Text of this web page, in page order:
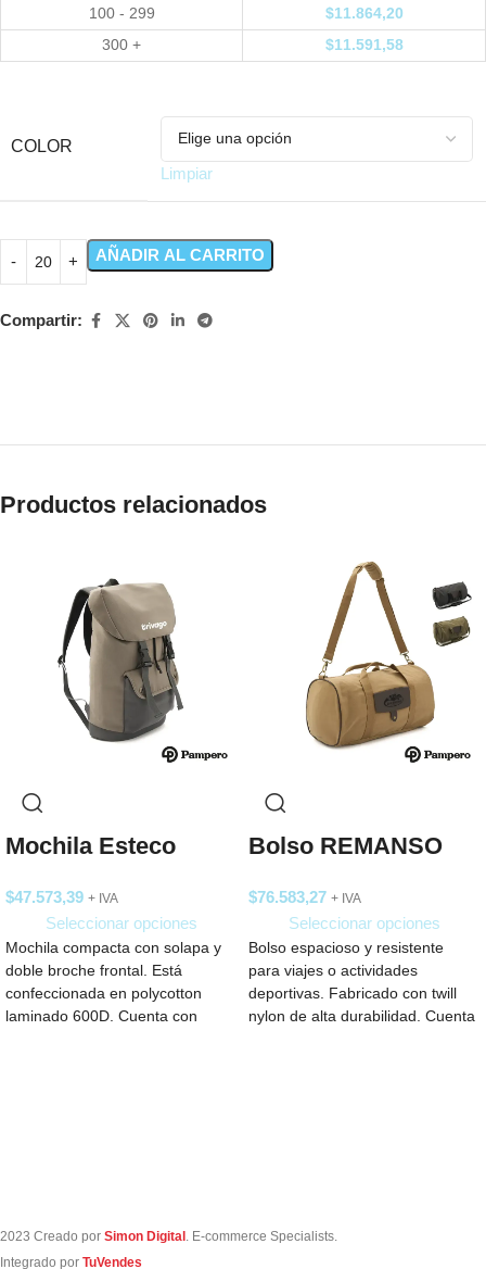
100 - 299
$11.864,20
300 +
$11.591,58
COLOR
Limpiar
AÑADIR AL CARRITO
Compartir:
Productos relacionados
Mochila Esteco
$47.573,39 + IVA
Seleccionar opciones
Mochila compacta con solapa y
doble broche frontal. Está
confeccionada en polycotton
laminado 600D. Cuenta con
Bolso REMANSO
$76.583,27 + IVA
Seleccionar opciones
Bolso espacioso y resistente
para viajes o actividades
deportivas. Fabricado con twill
nylon de alta durabilidad. Cuenta
2023 Creado por Simon Digital . E-commerce Specialists.
Integrado por TuVendes